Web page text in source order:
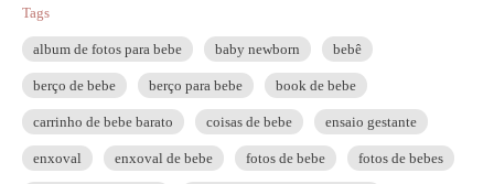
Tags
album de fotos para bebe baby newborn bebê
berço de bebe berço para bebe book de bebe
carrinho de bebe barato coisas de bebe ensaio gestante
enxoval enxoval de bebe fotos de bebe fotos de bebes